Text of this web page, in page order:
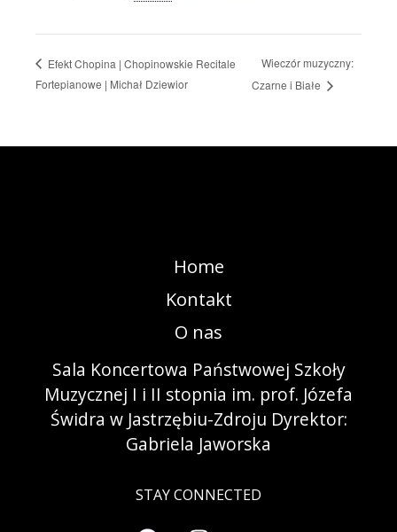
Efekt Chopina | Chopinowskie Recitale
Fortepianowe | Michał Dziewior
Wieczór muzyczny:
Czarne i Białe
Home
Kontakt
O nas
Sala Koncertowa Państwowej Szkoły
Muzycznej I i II stopnia im. prof. Józefa
Świdra w Jastrzębiu-Zdroju Dyrektor:
Gabriela Jaworska
STAY CONNECTED